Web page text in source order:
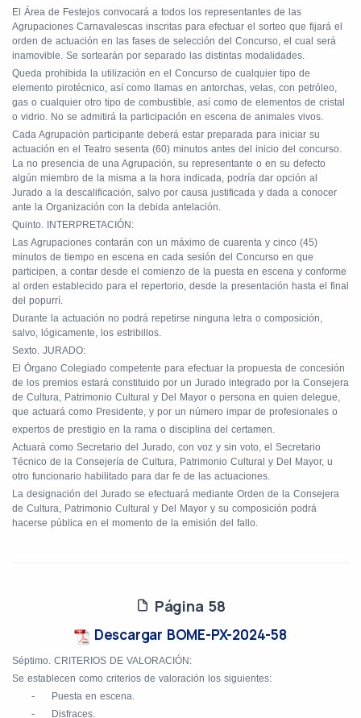
El Área de Festejos convocará a todos los representantes de las
Agrupaciones Carnavalescas inscritas para efectuar el sorteo que fijará el
orden de actuación en las fases de selección del Concurso, el cual será
inamovible. Se sortearán por separado las distintas modalidades.
Queda prohibida la utilización en el Concurso de cualquier tipo de
elemento pirotécnico, así como llamas en antorchas, velas, con petróleo,
gas o cualquier otro tipo de combustible, así como de elementos de cristal
o vidrio. No se admitirá la participación en escena de animales vivos.
Cada Agrupación participante deberá estar preparada para iniciar su
actuación en el Teatro sesenta (60) minutos antes del inicio del concurso.
La no presencia de una Agrupación, su representante o en su defecto
algún miembro de la misma a la hora indicada, podría dar opción al
Jurado a la descalificación, salvo por causa justificada y dada a conocer
ante la Organización con la debida antelación.
Quinto. INTERPRETACIÓN:
Las Agrupaciones contarán con un máximo de cuarenta y cinco (45)
minutos de tiempo en escena en cada sesión del Concurso en que
participen, a contar desde el comienzo de la puesta en escena y conforme
al orden establecido para el repertorio, desde la presentación hasta el final
del popurrí.
Durante la actuación no podrá repetirse ninguna letra o composición,
salvo, lógicamente, los estribillos.
Sexto. JURADO:
El Órgano Colegiado competente para efectuar la propuesta de concesión
de los premios estará constituido por un Jurado integrado por la Consejera
de Cultura, Patrimonio Cultural y Del Mayor o persona en quien delegue,
que actuará como Presidente, y por un número impar de profesionales o
expertos de prestigio en la rama o disciplina del certamen.
Actuará como Secretario del Jurado, con voz y sin voto, el Secretario
Técnico de la Consejería de Cultura, Patrimonio Cultural y Del Mayor, u
otro funcionario habilitado para dar fe de las actuaciones.
La designación del Jurado se efectuará mediante Orden de la Consejera
de Cultura, Patrimonio Cultural y Del Mayor y su composición podrá
hacerse pública en el momento de la emisión del fallo.
Página 58
Descargar BOME-PX-2024-58
Séptimo. CRITERIOS DE VALORACIÓN:
Se establecen como criterios de valoración los siguientes:
- Puesta en escena.
- Disfraces.